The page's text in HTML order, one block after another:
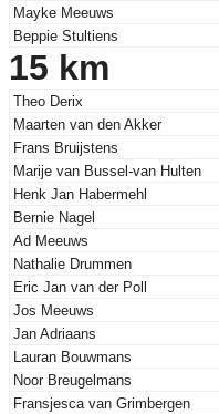
Mayke Meeuws
Beppie Stultiens
15 km
Theo Derix
Maarten van den Akker
Frans Bruijstens
Marije van Bussel-van Hulten
Henk Jan Habermehl
Bernie Nagel
Ad Meeuws
Nathalie Drummen
Eric Jan van der Poll
Jos Meeuws
Jan Adriaans
Lauran Bouwmans
Noor Breugelmans
Fransjesca van Grimbergen